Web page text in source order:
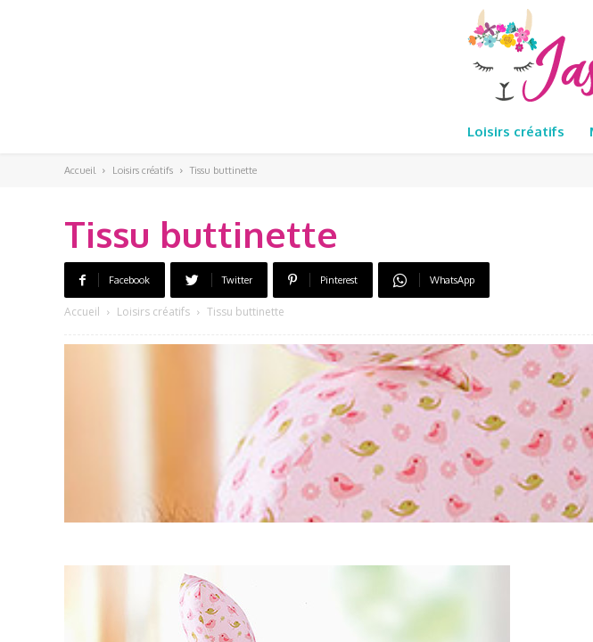
Loisirs créatifs
Accueil Loisirs créatifs Tissu buttinette
Tissu buttinette
Facebook Twitter Pinterest WhatsApp
Accueil Loisirs créatifs Tissu buttinette